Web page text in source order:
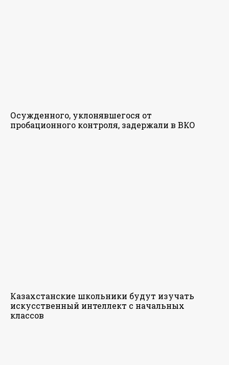
Осужденного, уклонявшегося от
пробационного контроля, задержали в ВКО
Казахстанские школьники будут изучать
искусственный интеллект с начальных
классов